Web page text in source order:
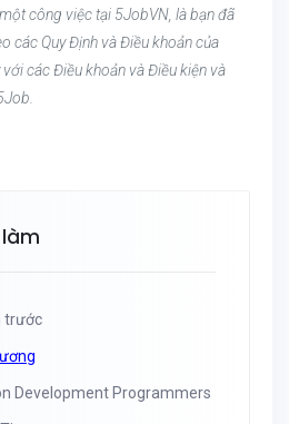
công việc tại 5JobVN, là bạn đã
các Quy Định và Điều khoản của
các Điều khoản và Điều kiện và
trước
Development Programmers